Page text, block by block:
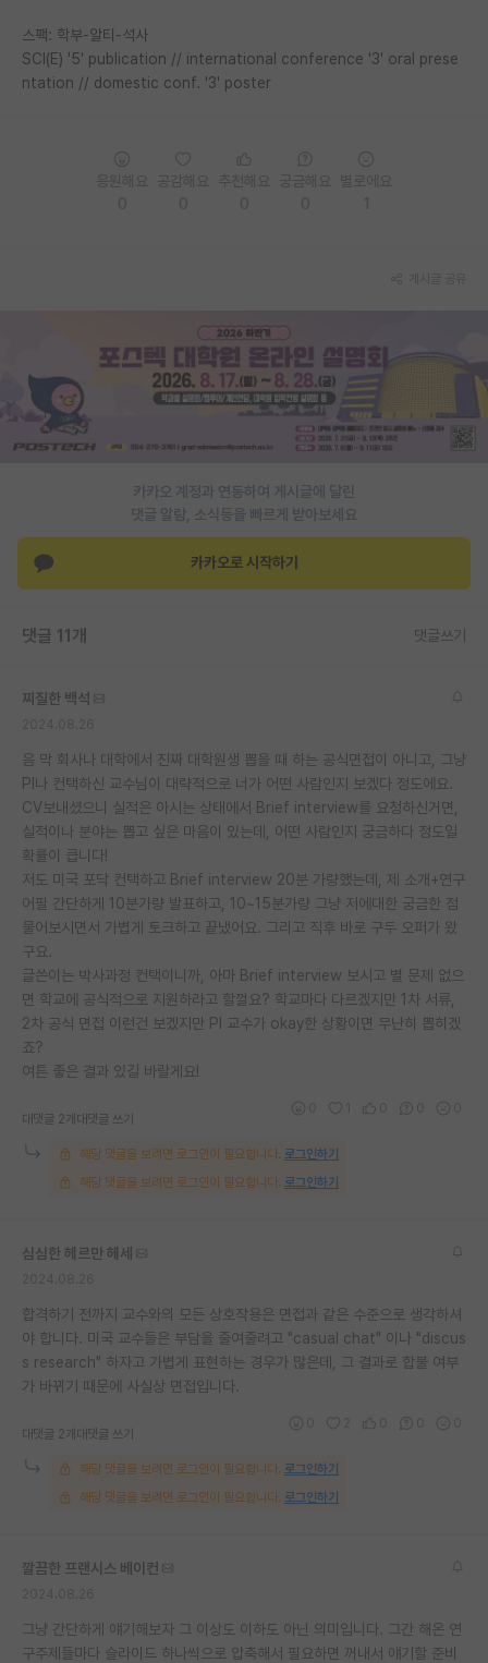
학부 인턴 게시판
장학금/장학생 게시판
학술 정보 게시판
홍보 게시판
유학교육
반도체 아카데미
스팩: 학부-알티-석사
SCI(E) '5' publication // international conference '3' oral prese
ntation // domestic conf. '3' poster
카카오 계정과 연동하여 게시글에 달린
댓글 알람, 소식등을 빠르게 받아보세요
카카오로 시작하기
댓글 11개 댓글쓰기
찌질한 백석
음 막 회사나 대학에서 진짜 대학원생 뽑을 때 하는 공식면접이 아니고, 그냥
PI나 컨택하신 교수님이 대략적으로 너가 어떤 사람인지 보겠다 정도에요.
CV보내셨으니 실적은 아시는 상태에서 Brief interview를 요청하신거면,
실적이나 분야는 뽑고 싶은 마음이 있는데, 어떤 사람인지 궁금하다 정도일
확률이 큽니다!
저도 미국 포닥 컨택하고 Brief interview 20분 가량했는데, 제 소개+연구
어필 간단하게 10분가량 발표하고, 10~15분가량 그냥 저에대한 궁금한 점
물어보시면서 가볍게 토크하고 끝냈어요. 그리고 직후 바로 구두 오퍼가 왔
구요.
글쓴이는 박사과정 컨택이니까, 아마 Brief interview 보시고 별 문제 없으
면 학교에 공식적으로 지원하라고 할껄요? 학교마다 다르겠지만 1차 서류,
2차 공식 면접 이런건 보겠지만 PI 교수가 okay한 상황이면 무난히 뽑히겠
죠?
여튼 좋은 결과 있길 바랄게요!
대댓글 2개 대댓글 쓰기
해당 댓글을 보려면 로그인이 필요합니다. 로그인하기
해당 댓글을 보려면 로그인이 필요합니다. 로그인하기
심심한 헤르만 헤세
합격하기 전까지 교수와의 모든 상호작용은 면접과 같은 수준으로 생각하셔
야 합니다. 미국 교수들은 부담을 줄여줄려고 "casual chat" 이나 "discus
s research" 하자고 가볍게 표현하는 경우가 많은데, 그 결과로 합불 여부
가 바뀌기 때문에 사실상 면접입니다.
대댓글 2개 대댓글 쓰기
해당 댓글을 보려면 로그인이 필요합니다. 로그인하기
해당 댓글을 보려면 로그인이 필요합니다. 로그인하기
깔끔한 프랜시스 베이컨
그냥 간단하게 얘기해보자 그 이상도 이하도 아닌 의미입니다. 그간 해온 연
구주제들마다 슬라이드 하나씩으로 압축해서 필요하면 꺼내서 얘기할 준비